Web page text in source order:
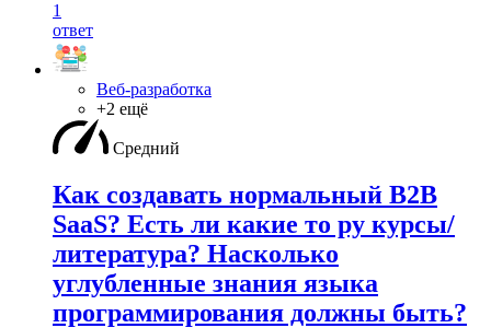
1
ответ
Веб-разработка
+2 ещё
Средний
Как создавать нормальный B2B
SaaS? Есть ли какие то ру курсы/
литература? Насколько
углубленные знания языка
программирования должны быть?